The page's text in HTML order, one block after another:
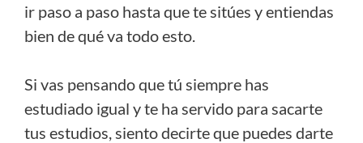
ir paso a paso hasta que te sitúes y entiendas
bien de qué va todo esto.
Si vas pensando que tú siempre has
estudiado igual y te ha servido para sacarte
tus estudios, siento decirte que puedes darte